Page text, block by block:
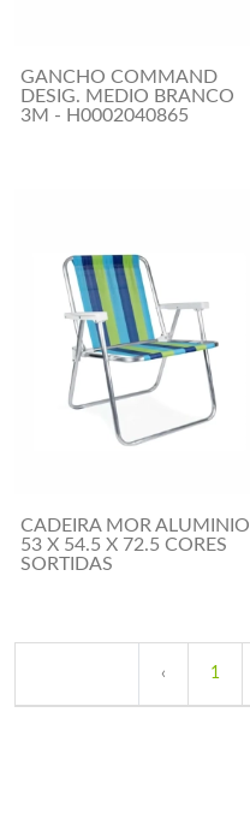
GANCHO COMMAND
DESIG. MEDIO BRANCO
3M - H0002040865
CADEIRA MOR ALUMINIO
53 X 54.5 X 72.5 CORES
SORTIDAS
‹ 1